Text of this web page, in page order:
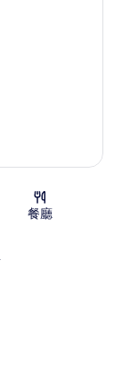
餐廳